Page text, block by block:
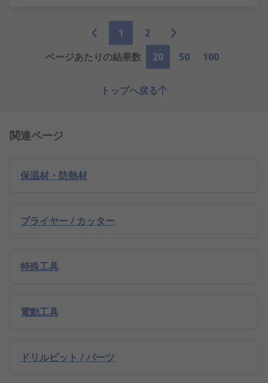
1
2
ページあたりの結果数
20 50 100
トップへ戻る
関連ページ
保温材・防熱材
プライヤー / カッター
特殊工具
電動工具
ドリルビット / パーツ